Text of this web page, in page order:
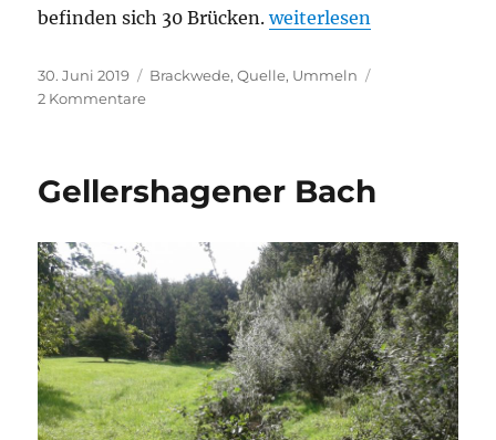
befinden sich 30 Brücken.„Lutter I (Ems-Lutter)“
weiterlesen
Veröffentlicht
am
30. Juni 2019 Kategorien
Brackwede,Quelle, Ummeln
2 Kommentarezu
Lutter)
Gellershagener Bach